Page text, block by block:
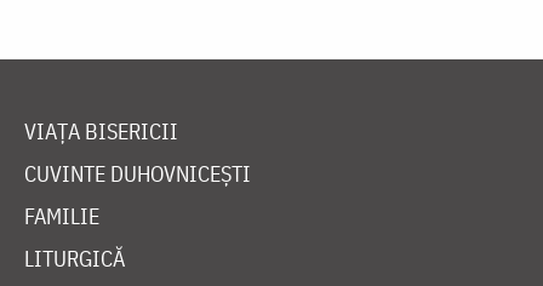
VIAȚA BISERICII
CUVINTE DUHOVNICEȘTI
FAMILIE
LITURGICĂ